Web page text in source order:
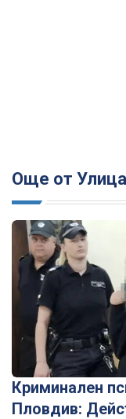
Още от
Криминален
Пловдив: